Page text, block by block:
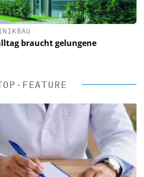
braucht gelungene
FEATURE